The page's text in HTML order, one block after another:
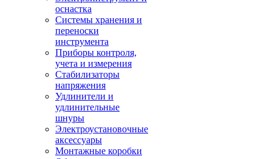
оснастка
Системы хранения и
переноски
инструмента
Приборы контроля,
учета и измерения
Стабилизаторы
напряжения
Удлинители и
удлинительные
шнуры
Электроустановочные
аксессуары
Монтажные коробки